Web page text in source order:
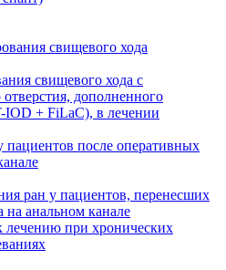
свищевого хода с
дополненного
IOD + FiLaC), в лечении
ран у пациентов, перенесших
на анальном канале